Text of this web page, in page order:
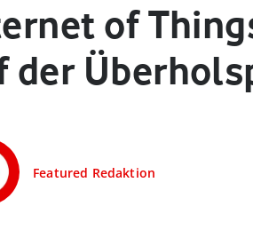
of
der
Featured Redaktion